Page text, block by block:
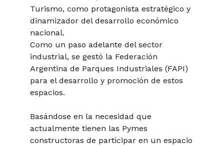
Turismo, como protagonista estratégico y
dinamizador del desarrollo económico
nacional.
Como un paso adelante del sector
industrial, se gestó la Federación
Argentina de Parques Industriales (FAPI)
para el desarrollo y promoción de estos
espacios.
Basándose en la necesidad que
actualmente tienen las Pymes
constructoras de participar en un espacio